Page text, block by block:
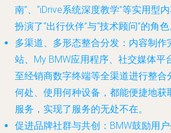
南”、“iDrive系统深度教学”等实用型
扮演了“出行伙伴”与“技术顾问”的角色
多渠道、多形态整合分发 ：内容制
站、My BMW应用程序、社交媒体平
至经销商数字终端等全渠道进行整
何处、使用何种设备，都能便捷地
服务，实现了服务的无处不在。
促进品牌社群与共创 ：BMW鼓励用